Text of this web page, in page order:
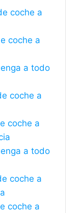
coche a
coche a
a todo
coche a
coche a
a todo
coche a
coche a